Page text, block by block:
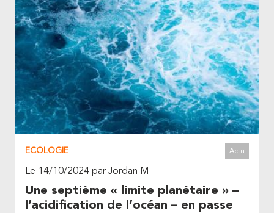
ECOLOGIE Actu
Le 14/10/2024 par Jordan M
Une septième « limite planétaire » –
l’acidification de l’océan – en passe